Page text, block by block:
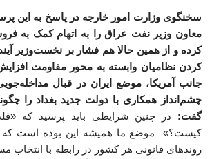
سخنگوی وزارت امور خارجه در پاسخ به این
معاون وزیر نفت عراق را به اتهام کمک به
کرده و از همین حالا هم فشار بر نخست‌وزیر
کردن نظامیان وابسته به محور مقاومت
جانب آمریکا، موضع ایران در قبال
چشم‌انداز همکاری با دولت جدید بغداد را
گفت: در چنین شرایطی باید پرسید که
کیست؟» موضع ما همیشه این بوده است که
روندهای قانونی هر کشور در رابطه با انتخاب